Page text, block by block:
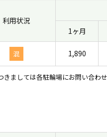
利用状況
1ヶ月
混 1,890
ましては各駐輪場にお問い合わせ